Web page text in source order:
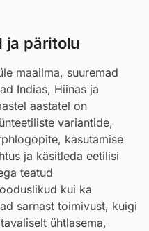
ja päritolu
maailma, suuremad
Indias, Hiinas ja
aastatel on
variantide,
kasutamise
ja käsitleda eetilisi
teatud
kui ka
sarnast toimivust, kuigi
ühtlasema,